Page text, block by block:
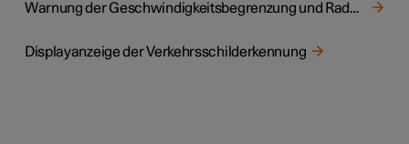
Warnung der Geschwindigkeitsbegrenzung und Radarkamera der Verkehrsschilderkennung
Displayanzeige der Verkehrsschilderkennung